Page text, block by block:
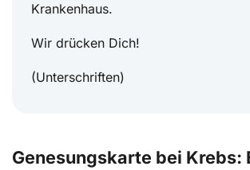
Krankenhaus.
Wir drücken Dich!
(Unterschriften)
Genesungskarte bei Krebs: